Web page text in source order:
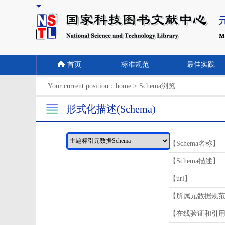
首页 标准规范 最佳实践
Your current position： home > Schema浏览
形式化描述(Schema)
【Schema名称】
【Schema描述】
【url】
【所属元数据规
【在线验证和引